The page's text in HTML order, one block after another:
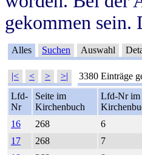
gekommen
Alles Suchen Auswahl
|< < > >| 3380 Einträge
Lfd-
Nr
Seite im
Kirchenbuch
Lfd-Nr im
16
268 6
17
268 7